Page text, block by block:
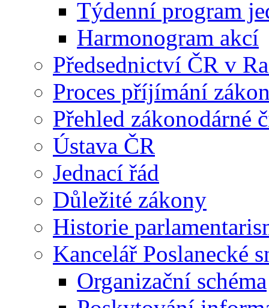
Týdenní program
Harmonogram akcí
Předsednictví ČR v
Proces příjímání
Přehled zákonodárné
Ústava ČR
Jednací řád
Důležité zákony
Historie
Kancelář Poslanecké
Organizační schéma